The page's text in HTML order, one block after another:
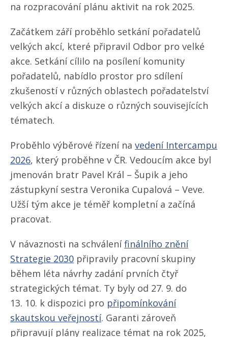
na rozpracování plánu aktivit na rok 2025.
Začátkem září proběhlo setkání pořadatelů
velkých akcí, které připravil Odbor pro velké
akce. Setkání cílilo na posílení komunity
pořadatelů, nabídlo prostor pro sdílení
zkušeností v různých oblastech pořadatelství
velkých akcí a diskuze o různých souvisejících
tématech.
Proběhlo výběrové řízení na vedení Intercampu
2026, který proběhne v ČR. Vedoucím akce byl
jmenován bratr Pavel Král – Šupik a jeho
zástupkyní sestra Veronika Cupalová – Veve.
Užší tým akce je téměř kompletní a začíná
pracovat.
V návaznosti na schválení finálního znění
Strategie 2030 připravily pracovní skupiny
během léta návrhy zadání prvních čtyř
strategických témat. Ty byly od 27. 9. do
13. 10. k dispozici pro připomínkování
skautskou veřejností. Garanti zároveň
připravují plány realizace témat na rok 2025,